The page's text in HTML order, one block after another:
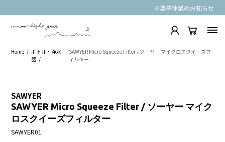
※夏季休業のお知らせ
Home
ボトル・浄水
器
SAWYER Micro Squeeze Filter / ソーヤー マイクロスクイーズフ
ィルター
SAWYER
SAWYER Micro Squeeze Filter / ソーヤー マイク
ロスクイーズフィルター
SAWYER01